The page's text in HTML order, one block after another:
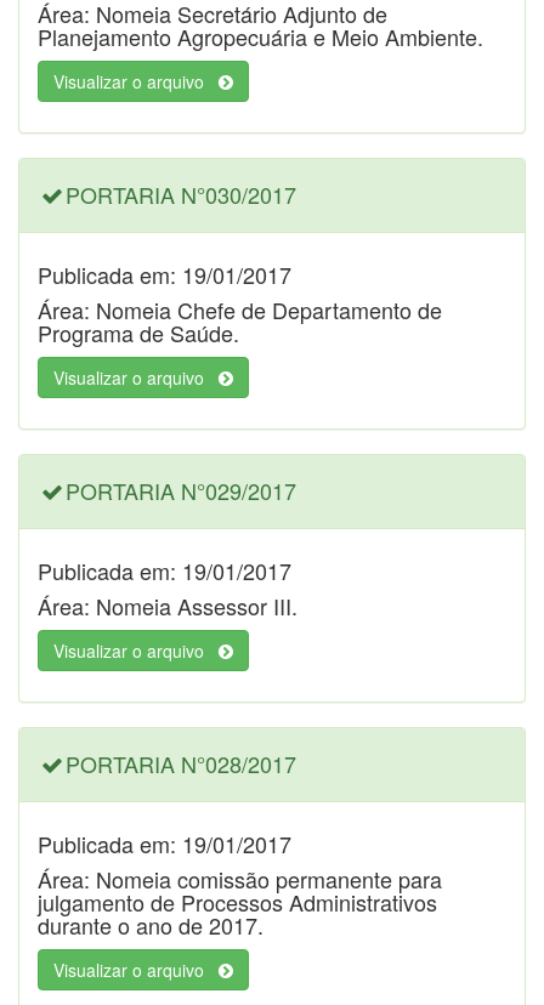
Área: Nomeia Secretário Adjunto de
Planejamento Agropecuária e Meio Ambiente.
Visualizar o arquivo
PORTARIA N°030/2017
Publicada em: 19/01/2017
Área: Nomeia Chefe de Departamento de
Programa de Saúde.
Visualizar o arquivo
PORTARIA N°029/2017
Publicada em: 19/01/2017
Área: Nomeia Assessor III.
Visualizar o arquivo
PORTARIA N°028/2017
Publicada em: 19/01/2017
Área: Nomeia comissão permanente para
julgamento de Processos Administrativos
durante o ano de 2017.
Visualizar o arquivo